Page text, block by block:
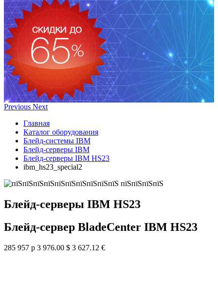
Previous Next
Главная
Каталог оборудования
Блейд-системы IBM
Блейд-серверы IBM
Блейд-серверы IBM HS23
ibm_hs23_special2
Блейд-серверы IBM HS23
Блейд-сервер BladeCenter IBM HS23
285 957 р 3 976.00 $ 3 627.12 €